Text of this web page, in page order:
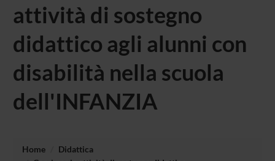
attività di sostegno
didattico agli alunni con
disabilità nella scuola
dell'INFANZIA
Home
Didattica